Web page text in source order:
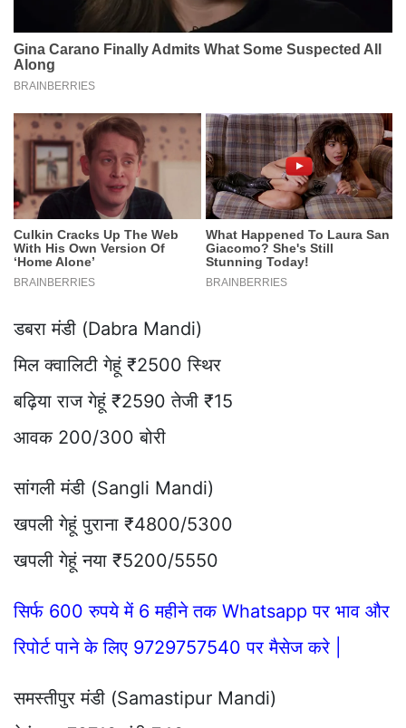
डबरा मंडी (Dabra Mandi)
मिल क्वालिटी गेहूं ₹2500 स्थिर
बढ़िया राज गेहूं ₹2590 तेजी ₹15
आवक 200/300 बोरी
सांगली मंडी (Sangli Mandi)
खपली गेहूं पुराना ₹4800/5300
खपली गेहूं नया ₹5200/5550
सिर्फ 600 रुपये में 6 महीने तक Whatsapp पर भाव और
रिपोर्ट पाने के लिए 9729757540 पर मैसेज करे |
समस्तीपुर मंडी (Samastipur Mandi)